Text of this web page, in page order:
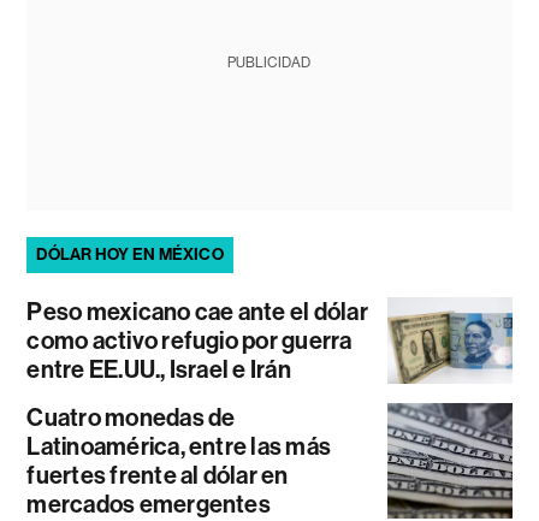
PUBLICIDAD
DÓLAR HOY EN MÉXICO
Peso mexicano cae ante el dólar
como activo refugio por guerra
entre EE.UU., Israel e Irán
Cuatro monedas de
Latinoamérica, entre las más
fuertes frente al dólar en
mercados emergentes